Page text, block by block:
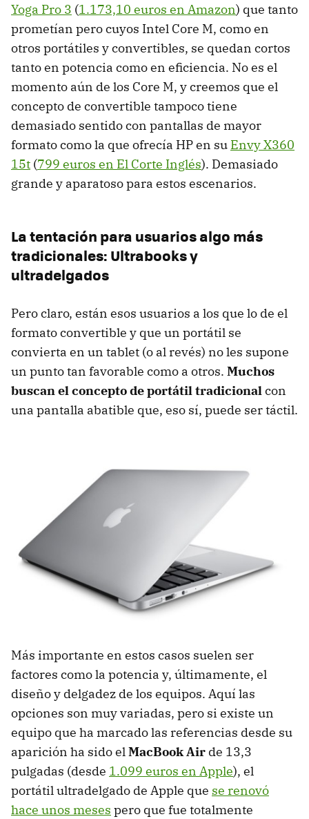
Yoga Pro 3 (1.173,10 euros en Amazon) que tanto
prometían pero cuyos Intel Core M, como en
otros portátiles y convertibles, se quedan cortos
tanto en potencia como en eficiencia. No es el
momento aún de los Core M, y creemos que el
concepto de convertible tampoco tiene
demasiado sentido con pantallas de mayor
formato como la que ofrecía HP en su Envy X360
15t (799 euros en El Corte Inglés). Demasiado
grande y aparatoso para estos escenarios.
La tentación para usuarios algo más
tradicionales: Ultrabooks y
ultradelgados
Pero claro, están esos usuarios a los que lo de el
formato convertible y que un portátil se
convierta en un tablet (o al revés) no les supone
un punto tan favorable como a otros. Muchos
buscan el concepto de portátil tradicionalcon
una pantalla abatible que, eso sí, puede ser táctil.
Más importante en estos casos suelen ser
factores como la potencia y, últimamente, el
diseño y delgadez de los equipos. Aquí las
opciones son muy variadas, pero si existe un
equipo que ha marcado las referencias desde su
aparición ha sido el MacBook Air de 13,3
pulgadas (desde 1.099 euros en Apple), el
portátil ultradelgado de Apple que se renovó
hace unos meses pero que fue totalmente